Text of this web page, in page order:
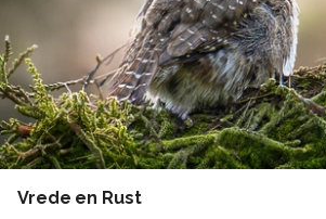
Vrede en Rust